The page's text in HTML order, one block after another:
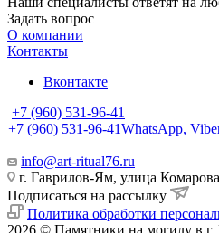
Задать вопрос
О компании
Контакты
Вконтакте
+7 (960) 531-96-41
+7 (960) 531-96-41WhatsApp,
info@art-ritual76.ru
г. Гаврилов-Ям, улица
Подписаться на рассылку
Политика обработки
2026 © Памятники на могилу в